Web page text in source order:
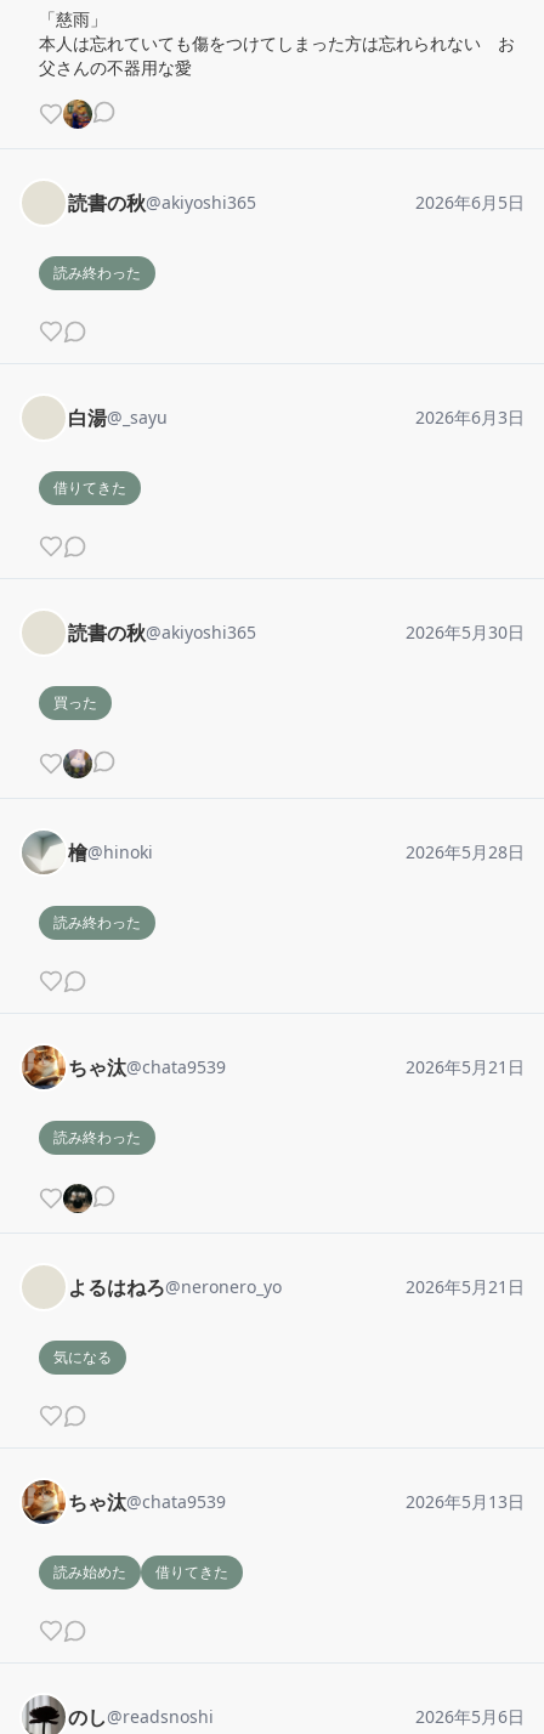
「慈雨」
本人は忘れていても傷をつけてしまった方は忘れられない　お
父さんの不器用な愛
読書の秋@akiyoshi365 2026年6月5日
読み終わった
白湯@ _sayu 2026年6月3日
借りてきた
読書の秋@akiyoshi365 2026年5月30日
買った
檜@hinoki 2026年5月28日
読み終わった
ちゃ汰@chata9539 2026年5月21日
読み終わった
よるはねろ@neronero_yo 2026年5月21日
気になる
ちゃ汰@chata9539 2026年5月13日
読み始めた 借りてきた
のし@readsnoshi 2026年5月6日